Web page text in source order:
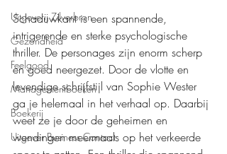
Uitgeverij Zilverbron
Gezondheid
Feelgood
Managementboeken
Boekerij
Uitgever Business Contact
Schaduwkant is een spannende,
intrigerende en sterke psychologische
thriller. De personages zijn enorm scherp
en goed neergezet. Door de vlotte en
levendige schrijfstijl van Sophie Wester
ga je helemaal in het verhaal op. Daarbij
weet ze je door de geheimen en
wendingen meermaals op het verkeerde